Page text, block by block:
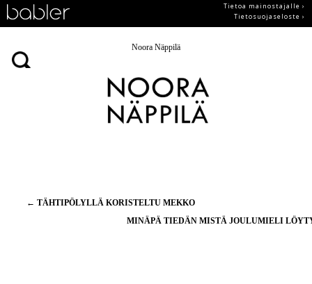
Tietoa mainostajalle ›
Tietosuojaseloste ›
Noora Näppilä
Artikkelien
← TÄHTIPÖLYLLÄ KORISTELTU MEKKO
MINÄPÄ TIEDÄN MISTÄ JOULUMIELI